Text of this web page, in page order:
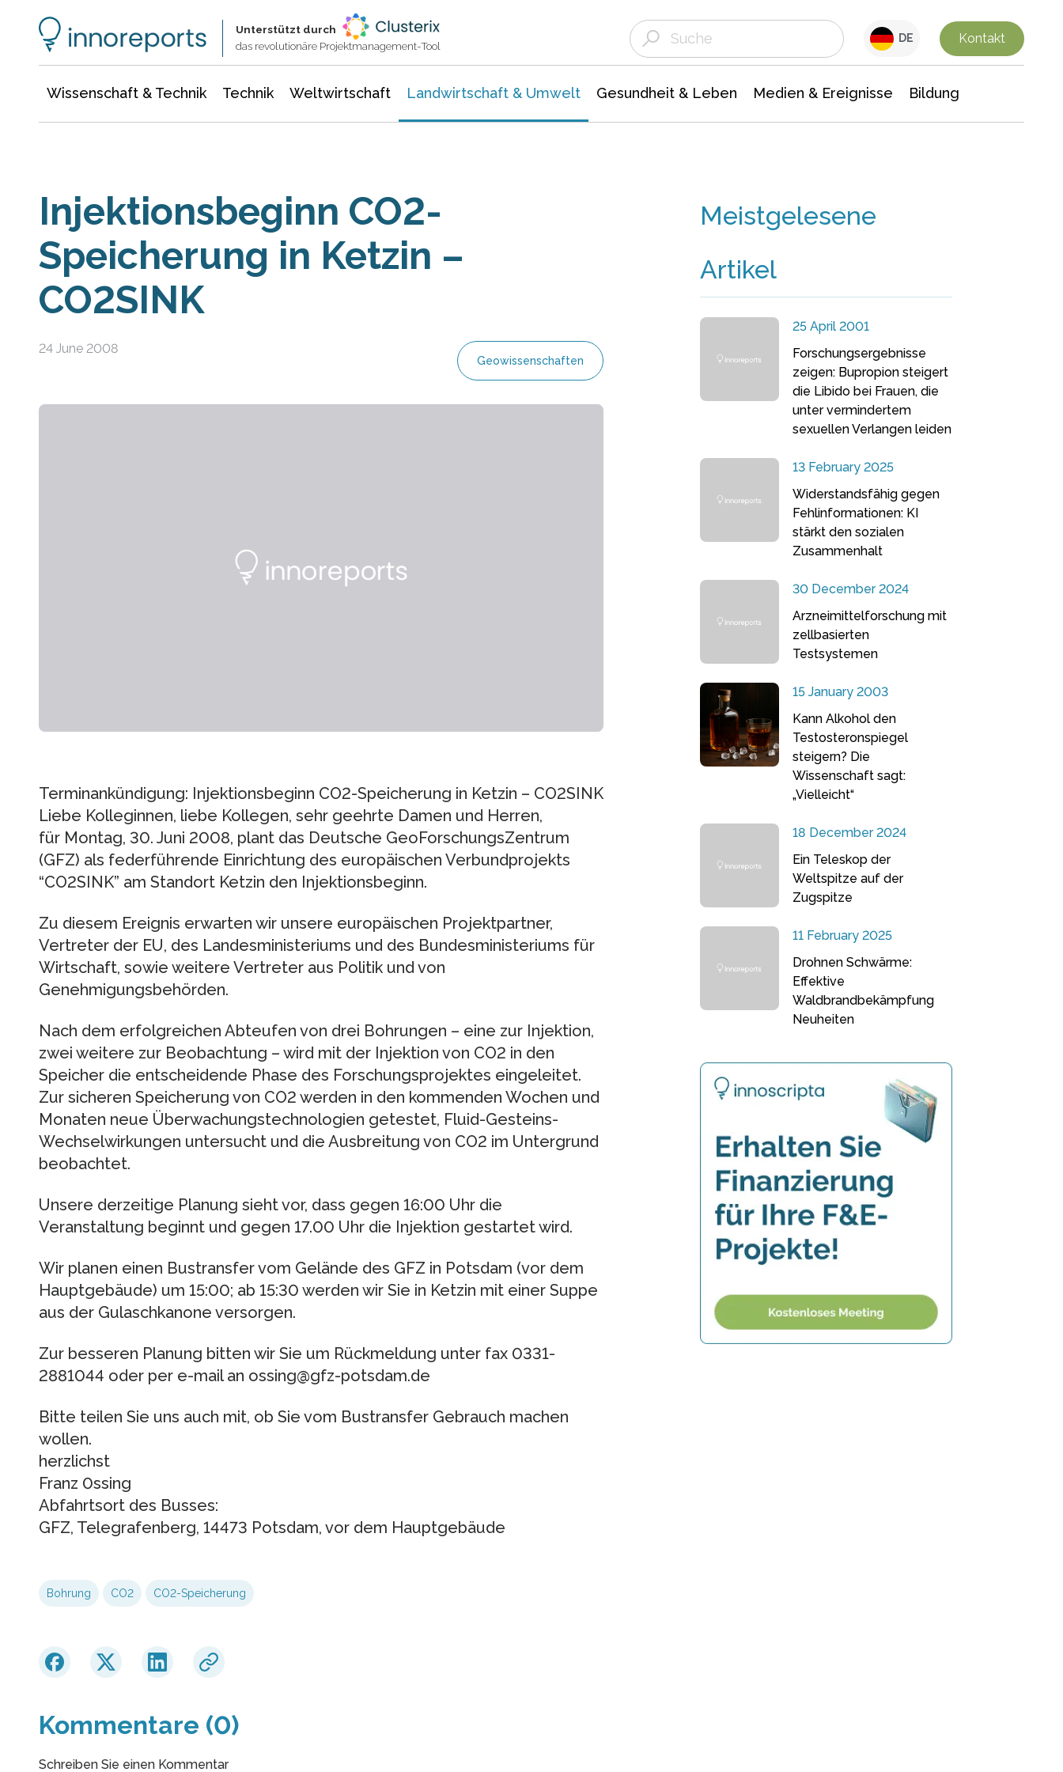
Unterstützt durch
das revolutionäre Projektmanagement-Tool
DE Kontakt
Wissenschaft & Technik Technik Weltwirtschaft Landwirtschaft & Umwelt Gesundheit & Leben Medien & Ereignisse Bildung
Injektionsbeginn CO2-
Speicherung in Ketzin –
CO2SINK
24 June 2008
Geowissenschaften
Terminankündigung: Injektionsbeginn CO2-Speicherung in Ketzin – CO2SINK
Liebe Kolleginnen, liebe Kollegen, sehr geehrte Damen und Herren,
für Montag, 30. Juni 2008, plant das Deutsche GeoForschungsZentrum
(GFZ) als federführende Einrichtung des europäischen Verbundprojekts
“CO2SINK” am Standort Ketzin den Injektionsbeginn.
Zu diesem Ereignis erwarten wir unsere europäischen Projektpartner,
Vertreter der EU, des Landesministeriums und des Bundesministeriums für
Wirtschaft, sowie weitere Vertreter aus Politik und von
Genehmigungsbehörden.
Nach dem erfolgreichen Abteufen von drei Bohrungen – eine zur Injektion,
zwei weitere zur Beobachtung – wird mit der Injektion von CO2 in den
Speicher die entscheidende Phase des Forschungsprojektes eingeleitet.
Zur sicheren Speicherung von CO2 werden in den kommenden Wochen und
Monaten neue Überwachungstechnologien getestet, Fluid-Gesteins-
Wechselwirkungen untersucht und die Ausbreitung von CO2 im Untergrund
beobachtet.
Unsere derzeitige Planung sieht vor, dass gegen 16:00 Uhr die
Veranstaltung beginnt und gegen 17.00 Uhr die Injektion gestartet wird.
Wir planen einen Bustransfer vom Gelände des GFZ in Potsdam (vor dem
Hauptgebäude) um 15:00; ab 15:30 werden wir Sie in Ketzin mit einer Suppe
aus der Gulaschkanone versorgen.
Zur besseren Planung bitten wir Sie um Rückmeldung unter fax 0331-
2881044 oder per e-mail an ossing@gfz-potsdam.de
Bitte teilen Sie uns auch mit, ob Sie vom Bustransfer Gebrauch machen
wollen.
herzlichst
Franz 0ssing
Abfahrtsort des Busses:
GFZ, Telegrafenberg, 14473 Potsdam, vor dem Hauptgebäude
Bohrung CO2 CO2-Speicherung
Kommentare (0)
Schreiben Sie einen Kommentar
Meistgelesene
Artikel
25 April 2001
Forschungsergebnisse
zeigen: Bupropion steigert
die Libido bei Frauen, die
unter vermindertem
sexuellen Verlangen leiden
13 February 2025
Widerstandsfähig gegen
Fehlinformationen: KI
stärkt den sozialen
Zusammenhalt
30 December 2024
Arzneimittelforschung mit
zellbasierten
Testsystemen
15 January 2003
Kann Alkohol den
Testosteronspiegel
steigern? Die
Wissenschaft sagt:
„Vielleicht“
18 December 2024
Ein Teleskop der
Weltspitze auf der
Zugspitze
11 February 2025
Drohnen Schwärme:
Effektive
Waldbrandbekämpfung
Neuheiten